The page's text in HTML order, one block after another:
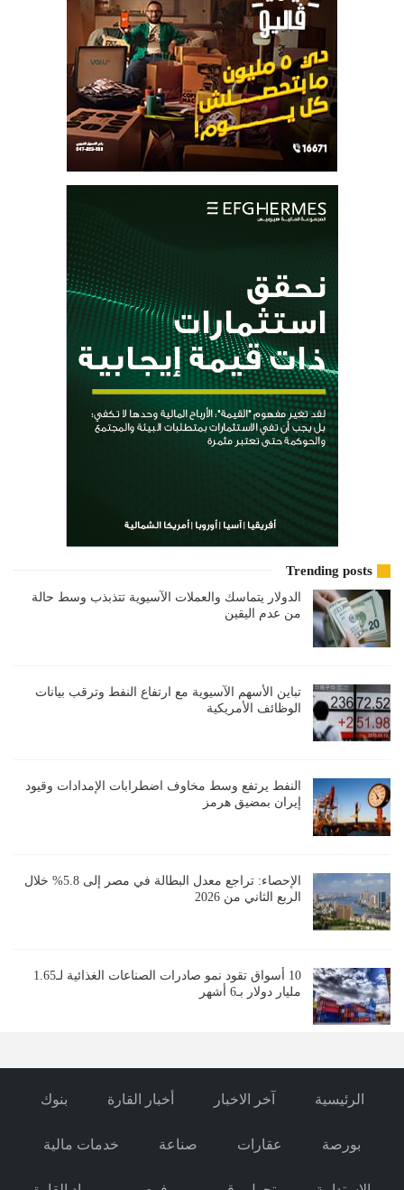
Trending posts
الدولار يتماسك والعملات الآسيوية تتذبذب وسط حالة
من عدم اليقين
تباين الأسهم الآسيوية مع ارتفاع النفط وترقب بيانات
الوظائف الأمريكية
النفط يرتفع وسط مخاوف اضطرابات الإمدادات وقيود
إيران بمضيق هرمز
الإحصاء: تراجع معدل البطالة في مصر إلى 5.8% خلال
الربع الثاني من 2026
10 أسواق تقود نمو صادرات الصناعات الغذائية لـ1.65
مليار دولار بـ6 أشهر
الرئيسية آخر الاخبار أخبار القارة بنوك
بورصة عقارات صناعة خدمات مالية